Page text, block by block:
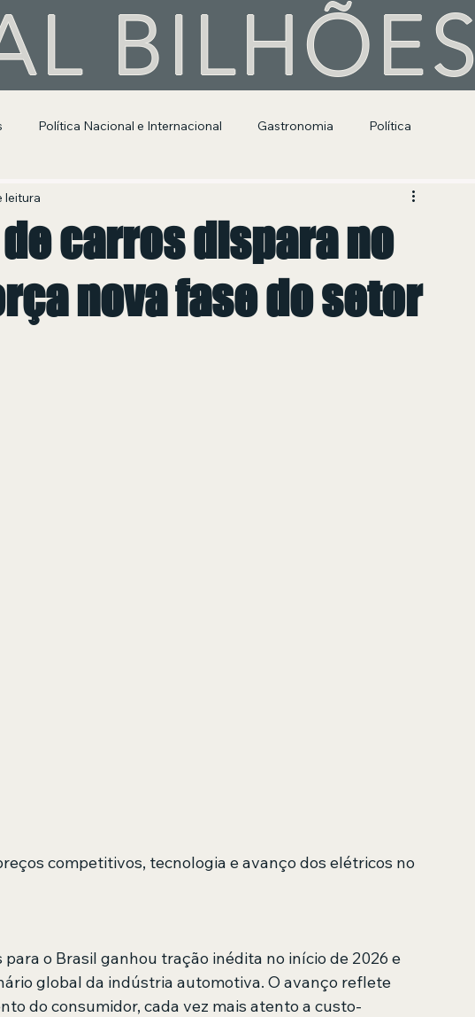
BILHÕES
Política Nacional e Internacional Gastronomia Política
carros dispara no
nova fase do setor
leitura
competitivos, tecnologia e avanço dos elétricos no
o Brasil ganhou tração inédita no início de 2026 e
global da indústria automotiva. O avanço reflete
do consumidor, cada vez mais atento a custo-